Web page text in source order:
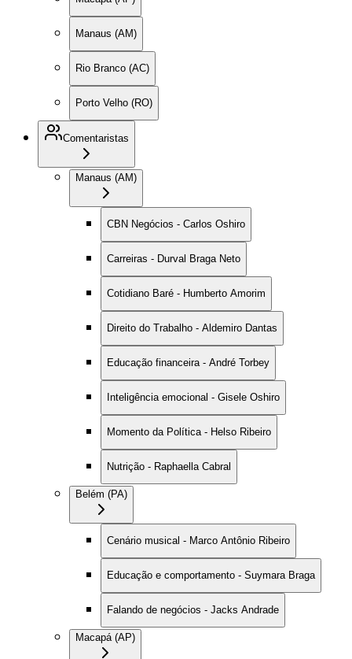
Manaus (AM)
Rio Branco (AC)
Porto Velho (RO)
Comentaristas
Manaus (AM)
CBN Negócios - Carlos Oshiro
Carreiras - Durval Braga Neto
Cotidiano Baré - Humberto Amorim
Direito do Trabalho - Aldemiro Dantas
Educação financeira - André Torbey
Inteligência emocional - Gisele Oshiro
Momento da Política - Helso Ribeiro
Nutrição - Raphaella Cabral
Belém (PA)
Cenário musical - Marco Antônio Ribeiro
Educação e comportamento - Suymara Braga
Falando de negócios - Jacks Andrade
Macapá (AP)